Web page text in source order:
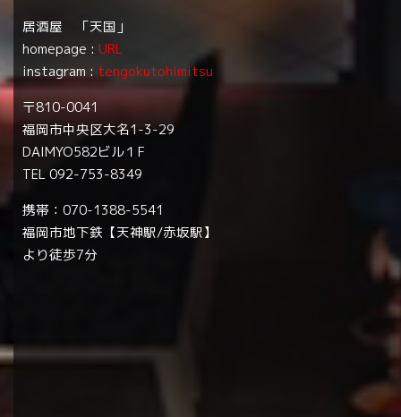
居酒屋 「天国」
homepage : URL
instagram : tengokutohimitsu
〒810-0041
福岡市中央区大名1-3-29
DAIMYO582ビル１F
TEL 092-753-8349
携帯：070-1388-5541
福岡市地下鉄【天神駅/赤坂駅】
より徒歩7分